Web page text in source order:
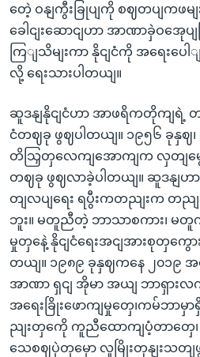
တေဲ့ ဝနျကွီးခြုပျကို စဈတပျကဖမ
ခေါငျးဆောငျဟာ အာဏာခှဲဝအေုပ
ကြျသိမျးကာ နိုငျငံကို အရေးပ
လို့ ရေးသားပါတယျ။
ဆူဒနျနိုငျငံဟာ အာဖရိကတိုကျရဲ့
ငံတဈခု ဖွဈပါတယျ။ ၁၉၅၆ ခုနှဈ၊ ဇ
တိသြှတှလေကျအောကျက လှတျမွေ
တဈခု ဖွဈလာခဲ့ပါတယျ။ ဆူဒနျဟ
တျလပျရေး ရပွီးကတညျးက တည
ဘူး။ မတူညီတဲ့ ဘာသာစကား၊ မ
မှုတှနေဲ့ နိုငျငံရေးအငျအားစုတှကွော
တယျ။ ၁၉၈၉ ခုနှဈကနေ ၂၀၁၉
အာဏာ ရှငျ အိုမာ အယျ ဘာရှား
အရေးခြိုးဖောကျမှုတှေ၊ကမ်ဘာ
ညျးတှကေို ကူညီထောကျပံ့တာတှေ၊
သေစဈပှဲတှမှော လူမြိုးတုနျးသတ